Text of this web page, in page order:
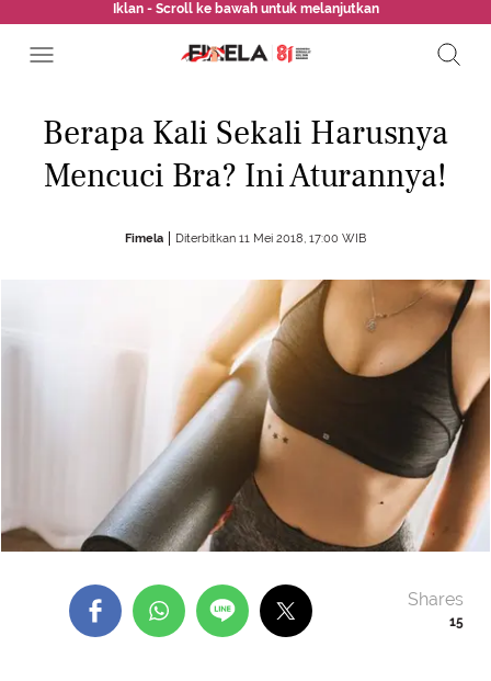
Iklan - Scroll ke bawah untuk melanjutkan
Berapa Kali Sekali Harusnya
Mencuci Bra? Ini Aturannya!
Fimela Diterbitkan 11 Mei 2018, 17:00 WIB
15
Shares